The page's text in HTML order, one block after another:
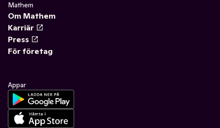
Mathem
Om Mathem
Karriär
Press
För företag
Appar